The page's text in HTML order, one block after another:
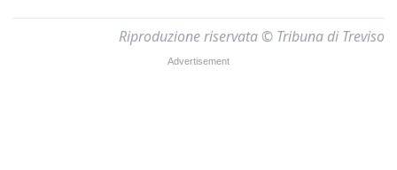
Riproduzione riservata © Tribuna di Treviso